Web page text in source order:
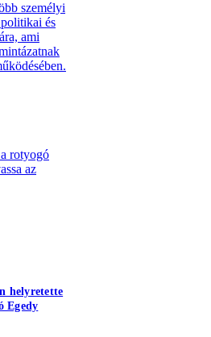
személyi
és
ami
rotyogó
az
helyretette
Egedy